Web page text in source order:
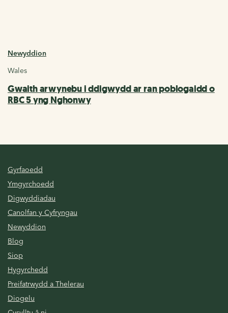
Newyddion
Wales
Gwaith arwynebu i ddigwydd ar ran poblogaidd o
RBC 5 yng Nghonwy
Gyrfaoedd
Ymgyrchoedd
Digwyddiadau
Canolfan y Cyfryngau
Newyddion
Blog
Siop
Hygyrchedd
Preifatrwydd a Thelerau
Diogelu